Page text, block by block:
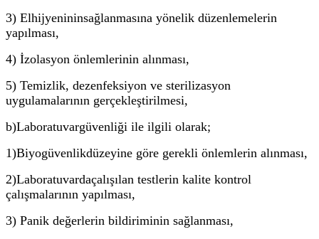
3) Elhijyenininsağlanmasına yönelik düzenlemelerin
yapılması,
4) İzolasyon önlemlerinin alınması,
5) Temizlik, dezenfeksiyon ve sterilizasyon
uygulamalarının gerçekleştirilmesi,
b)Laboratuvargüvenliği ile ilgili olarak;
1)Biyogüvenlikdüzeyine göre gerekli önlemlerin alınması,
2)Laboratuvardaçalışılan testlerin kalite kontrol
çalışmalarının yapılması,
3) Panik değerlerin bildiriminin sağlanması,